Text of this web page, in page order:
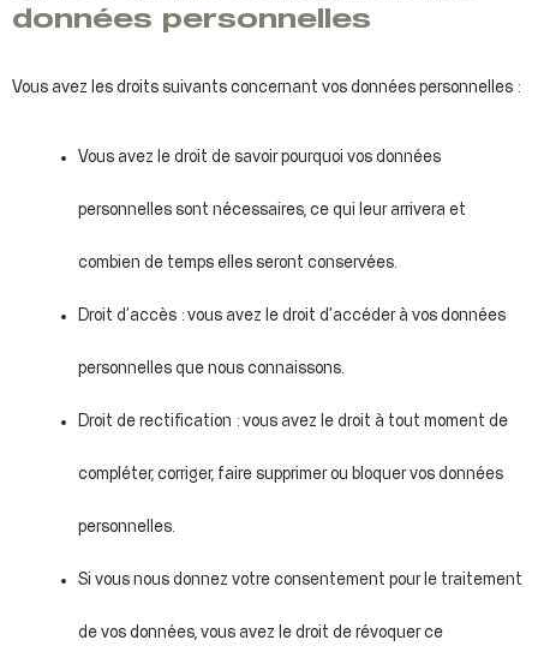
données personnelles
Vous avez les droits suivants concernant vos données personnelles :
Vous avez le droit de savoir pourquoi vos données
personnelles sont nécessaires, ce qui leur arrivera et
combien de temps elles seront conservées.
Droit d’accès : vous avez le droit d’accéder à vos données
personnelles que nous connaissons.
Droit de rectification : vous avez le droit à tout moment de
compléter, corriger, faire supprimer ou bloquer vos données
personnelles.
Si vous nous donnez votre consentement pour le traitement
de vos données, vous avez le droit de révoquer ce